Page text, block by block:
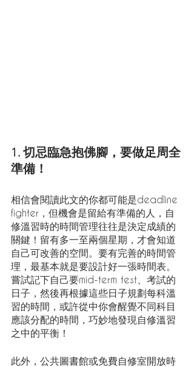
1. 切忌臨急抱佛腳，要做足周全
準備！
相信會閱讀此文的你都可能是deadline
fighter，但機會是留給有準備的人，自
修溫習時的時間管理往往是決定成績的
關鍵！留有多一至兩個星期，才會知道
自己可改善的空間。要有完善的時間管
理，最基本就是要設計好一張時間表。
嘗試記下自己要mid-term test、考試的
日子，然後再根據這些日子規劃每科溫
習的時間，或許從中你會醒覺不同科目
應該分配的時間，巧妙地發現自修溫習
之中的平衡！
此外，公共圖書館或免費自修室開放時